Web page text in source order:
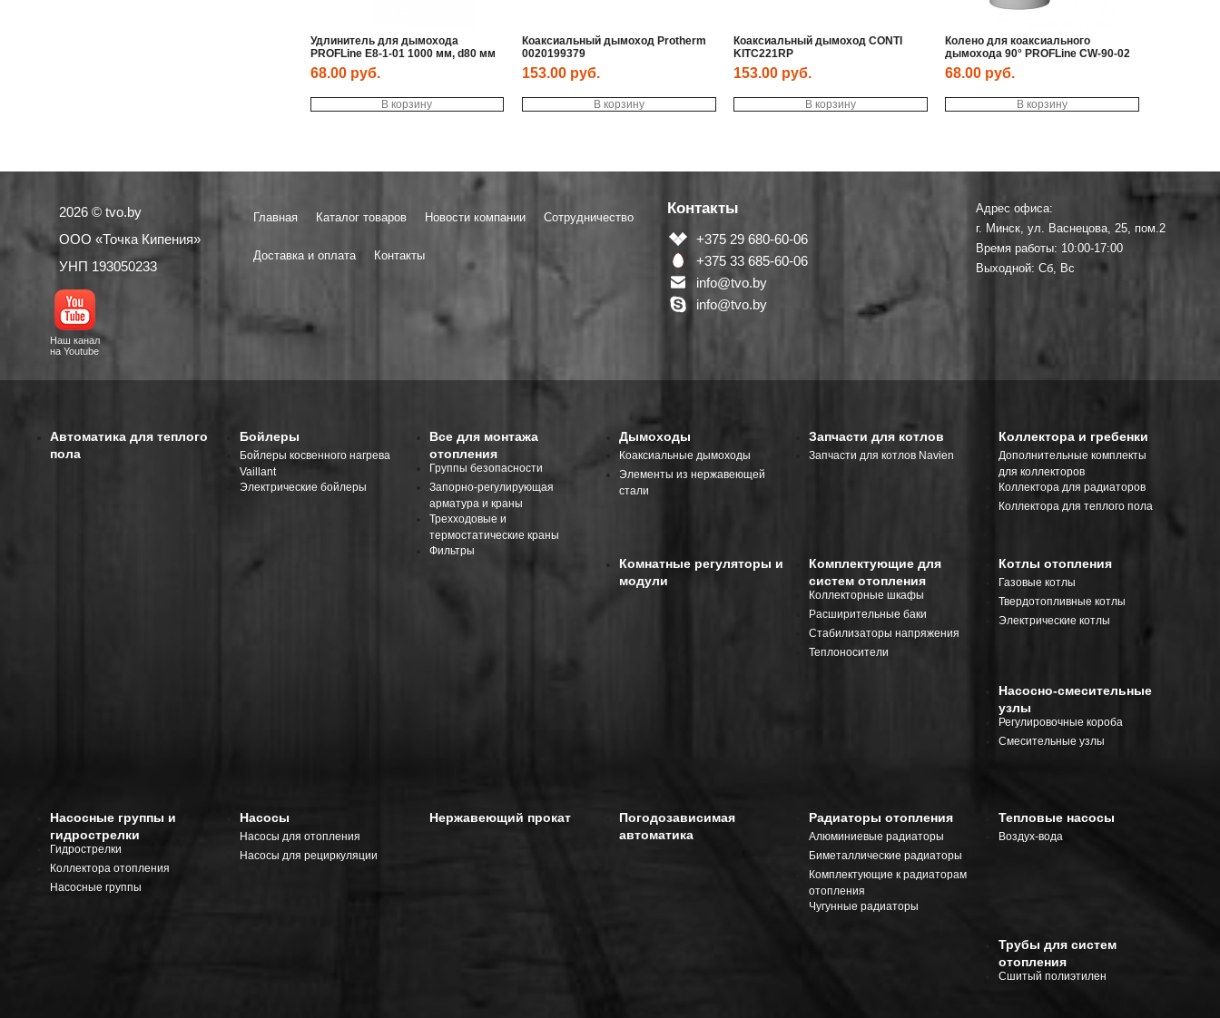
Удлинитель для дымохода
PROFLine E8-1-01 1000 мм, d80 мм
68.00 руб.
В корзину
Коаксиальный дымоход Protherm
0020199379
153.00 руб.
В корзину
Коаксиальный дымоход CONTI
KITC221RP
153.00 руб.
В корзину
Колено для коаксиального
дымохода 90° PROFLine CW-90-02
68.00 руб.
В корзину
2026 © tvo.by
ООО «Точка Кипения»
УНП 193050233
Наш канал
на Youtube
Главная Каталог товаров Новости компании Сотрудничество
Доставка и оплата Контакты
Контакты
+375 29 680-60-06
+375 33 685-60-06
info@tvo.by
info@tvo.by
Адрес офиса:
г. Минск, ул. Васнецова, 25, пом.2
Время работы: 10:00-17:00
Выходной: Сб, Вс
Автоматика для теплого
пола
Бойлеры
Бойлеры косвенного нагрева
Vaillant
Электрические бойлеры
Все для монтажа
отопления
Группы безопасности
Запорно-регулирующая
арматура и краны
Трехходовые и
термостатические краны
Фильтры
Дымоходы
Коаксиальные дымоходы
Элементы из нержавеющей
стали
Запчасти для котлов
Запчасти для котлов Navien
Коллектора и гребенки
Дополнительные комплекты
для коллекторов
Коллектора для радиаторов
Коллектора для теплого пола
Комнатные регуляторы и
модули
Комплектующие для
систем отопления
Коллекторные шкафы
Расширительные баки
Стабилизаторы напряжения
Теплоносители
Котлы отопления
Газовые котлы
Твердотопливные котлы
Электрические котлы
Насосно-смесительные
узлы
Регулировочные короба
Смесительные узлы
Насосные группы и
гидрострелки
Гидрострелки
Коллектора отопления
Насосные группы
Насосы
Насосы для отопления
Насосы для рециркуляции
Нержавеющий прокат Погодозависимая
автоматика
Радиаторы отопления
Алюминиевые радиаторы
Биметаллические радиаторы
Комплектующие к радиаторам
отопления
Чугунные радиаторы
Тепловые насосы
Воздух-вода
Трубы для систем
отопления
Сшитый полиэтилен